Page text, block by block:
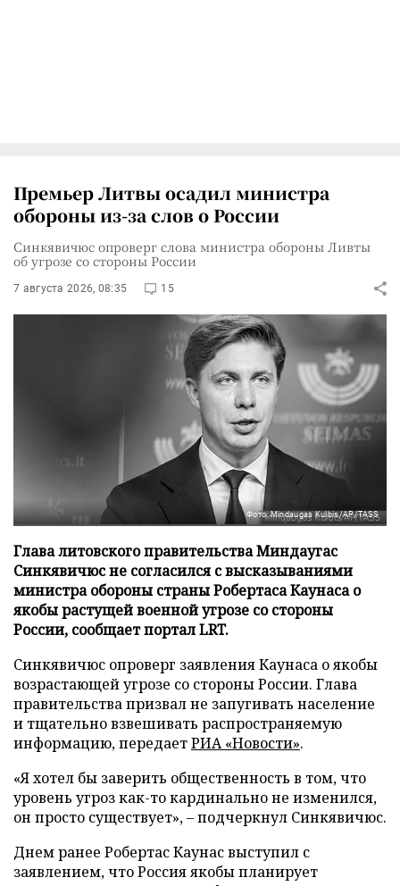
Премьер Литвы осадил министра
обороны из-за слов о России
Синкявичюс опроверг слова министра обороны Ливты
об угрозе со стороны России
7 августа 2026, 08:35 15
Фото: Mindaugas Kulbis/AP/TASS
Глава литовского правительства Миндаугас
Синкявичюс не согласился с высказываниями
министра обороны страны Робертаса Каунаса о
якобы растущей военной угрозе со стороны
России, сообщает портал LRT.
Синкявичюс опроверг заявления Каунаса о якобы
возрастающей угрозе со стороны России. Глава
правительства призвал не запугивать население
и тщательно взвешивать распространяемую
информацию, передаетРИА «Новости».
«Я хотел бы заверить общественность в том, что
уровень угроз как-то кардинально не изменился,
он просто существует», – подчеркнул Синкявичюс.
Днем ранее Робертас Каунас выступил с
заявлением, что Россия якобы планирует